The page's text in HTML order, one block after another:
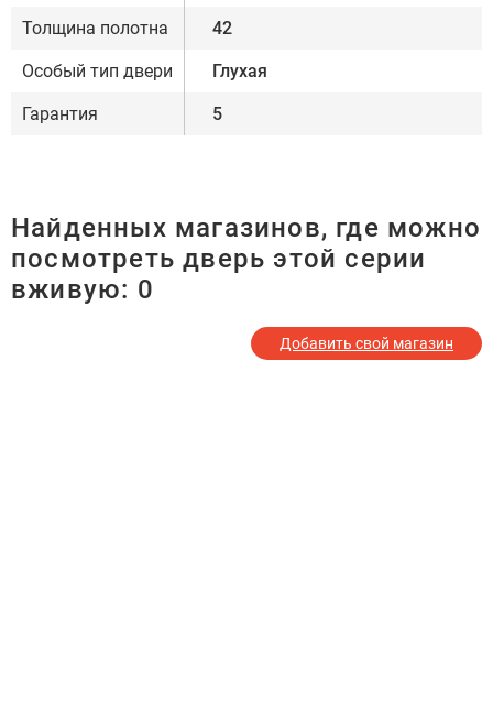
Толщина полотна 42
Особый тип двери Глухая
Гарантия 5
Найденных магазинов, где можно
посмотреть дверь этой серии
вживую: 0
Добавить свой магазин